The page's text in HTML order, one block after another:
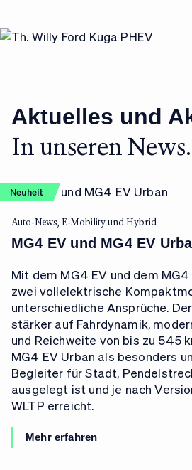
Aktuelles und
In unseren News.
Neuheit
Auto-News, E-Mobility und Hybrid
MG4 EV und MG4 EV
Mit dem MG4 EV und dem
zwei vollelektrische
unterschiedliche Ansprüche.
stärker auf Fahrdynamik,
und Reichweite von bis zu 545
MG4 EV Urban als besonders
Begleiter für Stadt,
ausgelegt ist und je nach
WLTP erreicht.
Mehr erfahren